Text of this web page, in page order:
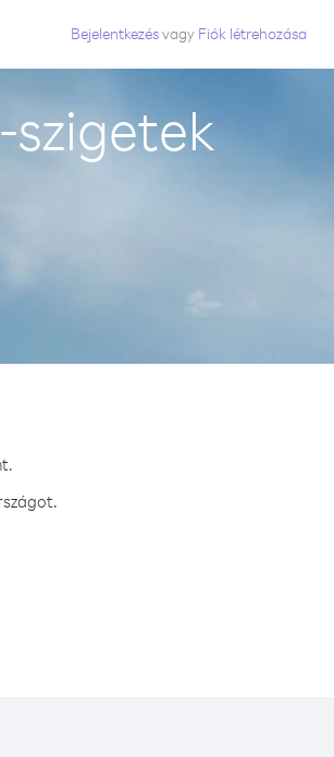
Bejelentkezésvagy Fiók létrehozása